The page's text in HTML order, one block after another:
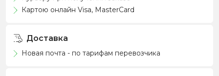
Картою онлайн Visa, MasterCard
Доставка
Новая почта - по тарифам перевозчика